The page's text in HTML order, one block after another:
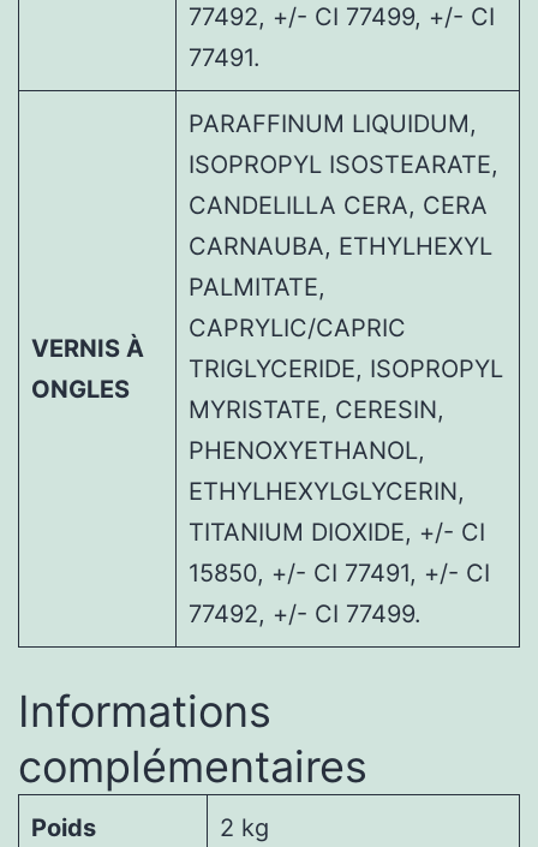
77492, +/- CI 77499, +/- CI
77491.
VERNIS À
ONGLES
PARAFFINUM LIQUIDUM,
ISOPROPYL ISOSTEARATE,
CANDELILLA CERA, CERA
CARNAUBA, ETHYLHEXYL
PALMITATE,
CAPRYLIC/CAPRIC
TRIGLYCERIDE, ISOPROPYL
MYRISTATE, CERESIN,
PHENOXYETHANOL,
ETHYLHEXYLGLYCERIN,
TITANIUM DIOXIDE, +/- CI
15850, +/- CI 77491, +/- CI
77492, +/- CI 77499.
Informations
complémentaires
Poids 2 kg